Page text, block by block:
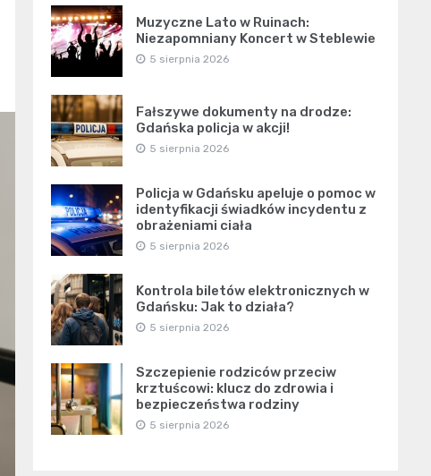
Muzyczne Lato w Ruinach:
Niezapomniany Koncert w Steblewie
5 sierpnia 2026
Fałszywe dokumenty na drodze:
Gdańska policja w akcji!
5 sierpnia 2026
Policja w Gdańsku apeluje o pomoc w
identyfikacji świadków incydentu z
obrażeniami ciała
5 sierpnia 2026
Kontrola biletów elektronicznych w
Gdańsku: Jak to działa?
5 sierpnia 2026
Szczepienie rodziców przeciw
krztuścowi: klucz do zdrowia i
bezpieczeństwa rodziny
5 sierpnia 2026